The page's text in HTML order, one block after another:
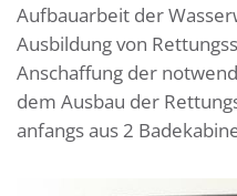
Aufbauarbeit der
Ausbildung von
Anschaffung der
dem Ausbau der
anfangs aus 2